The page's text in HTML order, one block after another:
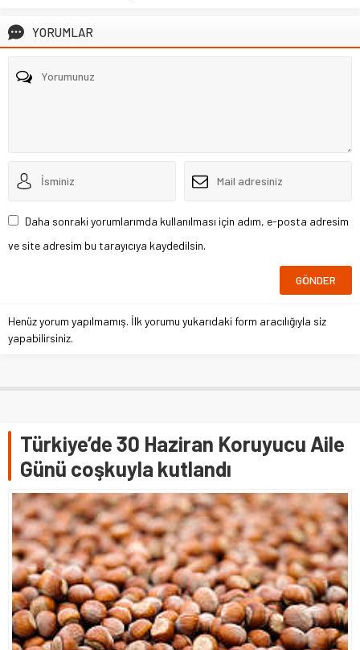
YORUMLAR
Daha sonraki yorumlarımda kullanılması için adım, e-posta adresim
ve site adresim bu tarayıcıya kaydedilsin.
Henüz yorum yapılmamış. İlk yorumu yukarıdaki form aracılığıyla siz
yapabilirsiniz.
Türkiye’de 30 Haziran Koruyucu Aile
Günü coşkuyla kutlandı